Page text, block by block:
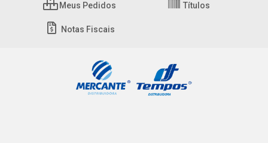
Meus Pedidos Títulos
Notas Fiscais